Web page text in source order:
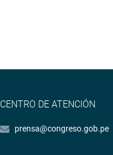
CENTRO DE ATENCIÓN
prensa@congreso.gob.pe